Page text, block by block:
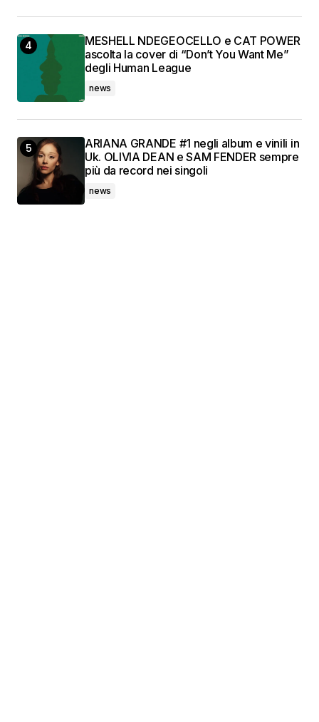
MESHELL NDEGEOCELLO e CAT POWER
ascolta la cover di “Don’t You Want Me”
degli Human League
news
ARIANA GRANDE #1 negli album e vinili in
Uk. OLIVIA DEAN e SAM FENDER sempre
più da record nei singoli
news